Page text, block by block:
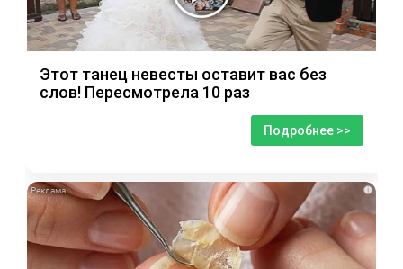
Этот танец невесты оставит вас без
слов! Пересмотрела 10 раз
Подробнее >>
i